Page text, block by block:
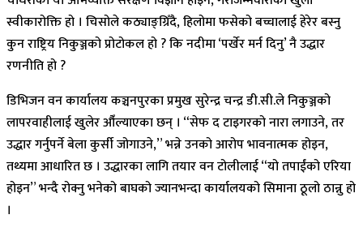
स्वीकारोक्ति हो । चिसोले कठ्याङ्ग्रिँदै, हिलोमा फसेको बच्चालाई हेरेर बस्नु
कुन राष्ट्रिय निकुञ्जको प्रोटोकल हो ? कि नदीमा ‘पर्खेर मर्न दिनु’ नै उद्धार
रणनीति हो ?
डिभिजन वन कार्यालय कञ्चनपुरका प्रमुख सुरेन्द्र चन्द्र डी.सी.ले निकुञ्जको
लापरवाहीलाई खुलेर औँल्याएका छन् । “सेफ द टाइगरको नारा लगाउने, तर
उद्धार गर्नुपर्ने बेला कुर्सी जोगाउने,” भन्ने उनको आरोप भावनात्मक होइन,
तथ्यमा आधारित छ । उद्धारका लागि तयार वन टोलीलाई “यो तपाईंको एरिया
होइन” भन्दै रोक्नु भनेको बाघको ज्यानभन्दा कार्यालयको सिमाना ठूलो ठान्नु हो
।